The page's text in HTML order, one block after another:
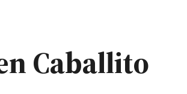
Caballito